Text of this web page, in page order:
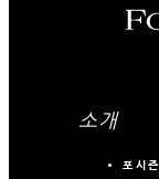
소개
포시